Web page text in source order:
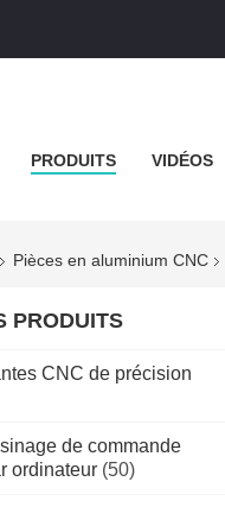
PRODUITS VIDÉOS
Pièces en aluminium CNC
PRODUITS
CNC de précision
de commande
ordinateur (50)